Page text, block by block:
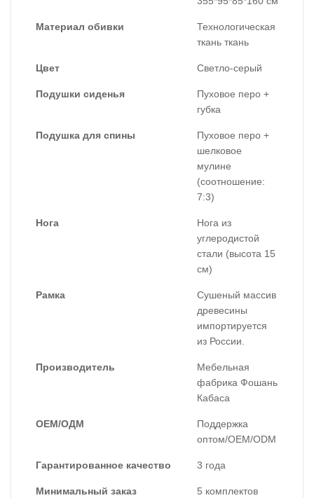
Материал обивки
Технологическая
ткань ткань
Цвет Светло-серый
Подушки сиденья
Пуховое перо +
губка
Подушка для спины
Пуховое перо +
шелковое
мулине
(соотношение:
7:3)
Нога
Нога из
углеродистой
стали (высота 15
см)
Рамка
Сушеный массив
древесины
импортируется
из России.
Производитель
Мебельная
фабрика Фошань
Кабаса
ОЕМ/ОДМ
Поддержка
оптом/OEM/ODM
Гарантированное качество 3 года
Минимальный заказ 5 комплектов